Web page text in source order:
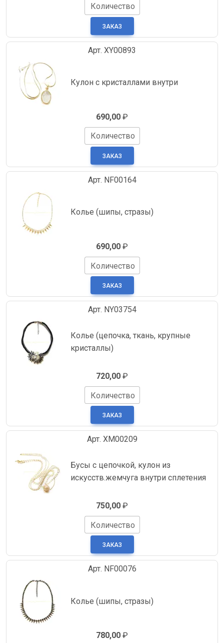
Количество
Арт. XY00893
Кулон с кристаллами внутри
690,00 ₽
Количество
Арт. NF00164
Колье (шипы, стразы)
690,00 ₽
Количество
Арт. NY03754
Колье (цепочка, ткань, крупные
кристаллы)
720,00 ₽
Количество
Арт. XM00209
Бусы с цепочкой, кулон из
искусств.жемчуга внутри сплетения
750,00 ₽
Количество
Арт. NF00076
Колье (шипы, стразы)
780,00 ₽